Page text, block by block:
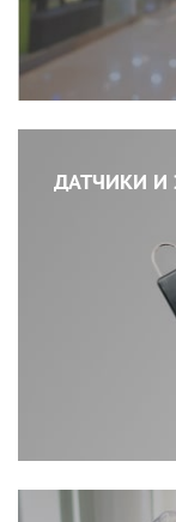
ДАТЧИКИ И